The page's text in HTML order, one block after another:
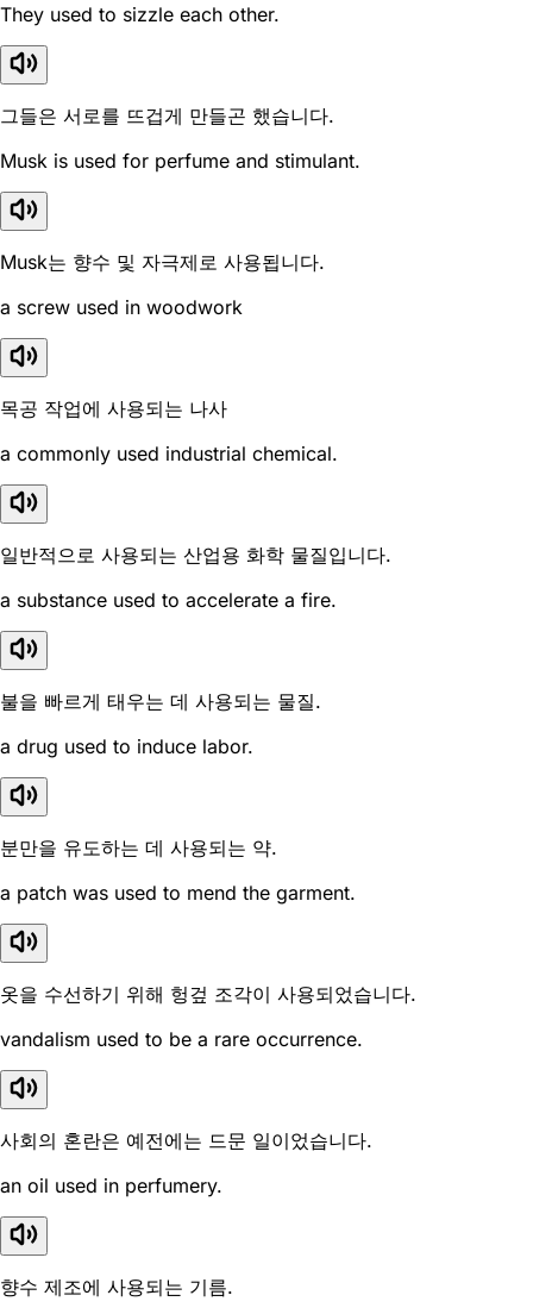
They used to sizzle each other.
그들은 서로를 뜨겁게 만들곤 했습니다.
Musk is used for perfume and stimulant.
Musk는 향수 및 자극제로 사용됩니다.
a screw used in woodwork
목공 작업에 사용되는 나사
a commonly used industrial chemical.
일반적으로 사용되는 산업용 화학 물질입니다.
a substance used to accelerate a fire.
불을 빠르게 태우는 데 사용되는 물질.
a drug used to induce labor.
분만을 유도하는 데 사용되는 약.
a patch was used to mend the garment.
옷을 수선하기 위해 헝겊 조각이 사용되었습니다.
vandalism used to be a rare occurrence.
사회의 혼란은 예전에는 드문 일이었습니다.
an oil used in perfumery.
향수 제조에 사용되는 기름.